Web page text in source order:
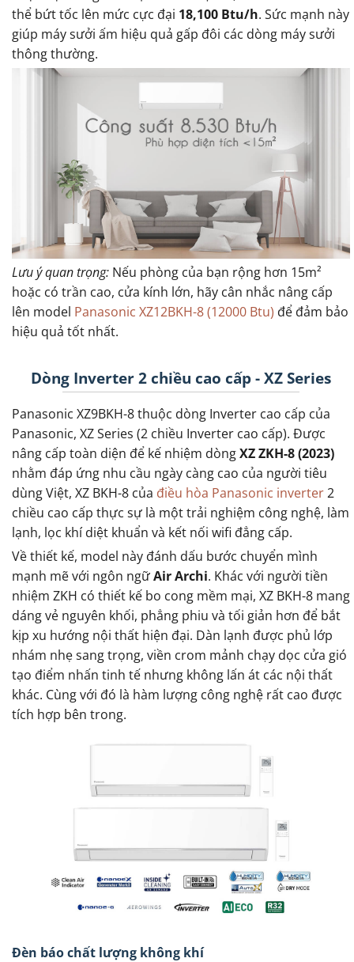
thể bứt tốc lên mức cực đại 18,100 Btu/h. Sức mạnh này
giúp máy sưởi ấm hiệu quả gấp đôi các dòng máy sưởi
thông thường.
Lưu ý quan trọng: Nếu phòng của bạn rộng hơn 15m²
hoặc có trần cao, cửa kính lớn, hãy cân nhắc nâng cấp
lên model Panasonic XZ12BKH-8 (12000 Btu) để đảm bảo
hiệu quả tốt nhất.
Dòng Inverter 2 chiều cao cấp - XZ Series
Panasonic XZ9BKH-8 thuộc dòng Inverter cao cấp của
Panasonic, XZ Series (2 chiều Inverter cao cấp). Được
nâng cấp toàn diện để kế nhiệm dòngXZ ZKH-8 (2023)
nhằm đáp ứng nhu cầu ngày càng cao của người tiêu
dùng Việt, XZ BKH-8 của điều hòa Panasonic inverter2
chiều cao cấp thực sự là một trải nghiệm công nghệ, làm
lạnh, lọc khí diệt khuẩn và kết nối wifi đẳng cấp.
Về thiết kế, model này đánh dấu bước chuyển mình
mạnh mẽ với ngôn ngữAir Archi. Khác với người tiền
nhiệm ZKH có thiết kế bo cong mềm mại, XZ BKH-8 mang
dáng vẻ nguyên khối, phẳng phiu và tối giản hơn để bắt
kịp xu hướng nội thất hiện đại. Dàn lạnh được phủ lớp
nhám nhẹ sang trọng, viền crom mảnh chạy dọc cửa gió
tạo điểm nhấn tinh tế nhưng không lấn át các nội thất
khác. Cùng với đó là hàm lượng công nghệ rất cao được
tích hợp bên trong.
Đèn báo chất lượng không khí